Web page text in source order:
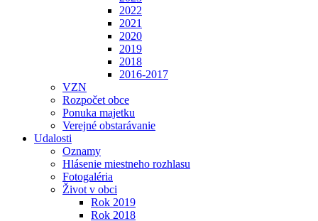
2022
2021
2020
2019
2018
2016-2017
VZN
Rozpočet obce
Ponuka majetku
Verejné obstarávanie
Udalosti
Oznamy
Hlásenie miestneho rozhlasu
Fotogaléria
Život v obci
Rok 2019
Rok 2018